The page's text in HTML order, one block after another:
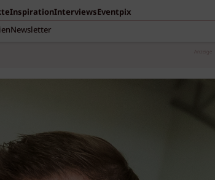
InspirationInterviewsEventpix
Newsletter
Anzeige